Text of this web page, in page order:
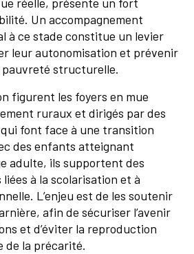
Un accompagnement
à ce stade constitue un levier
leur autonomisation et prévenir
pauvreté structurelle.
figurent les foyers en mue
ruraux et dirigés par des
font face à une transition
des enfants atteignant
adulte, ils supportent des
à la scolarisation et à
L’enjeu est de les soutenir
afin de sécuriser l’avenir
et d’éviter la reproduction
de la précarité.